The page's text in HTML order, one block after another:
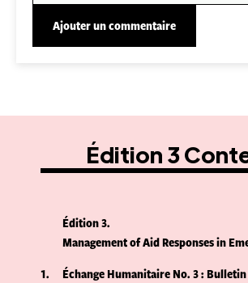
Édition 3
Édition 3
Management of Aid Responses in
1
Échange Humanitaire No. 3 : Bulletin